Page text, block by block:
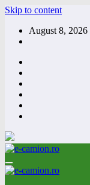
Skip to content
August 8, 2026